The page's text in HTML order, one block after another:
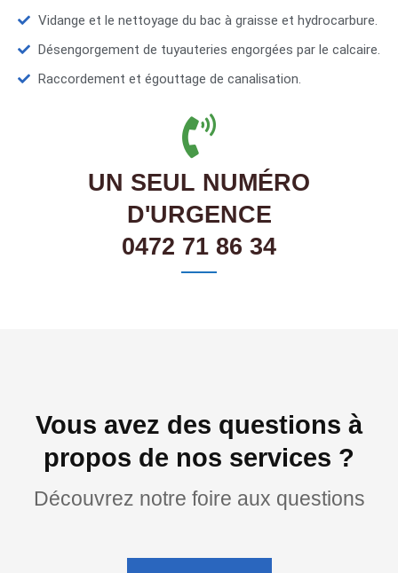
Vidange et le nettoyage du bac à graisse et hydrocarbure.
Désengorgement de tuyauteries engorgées par le calcaire.
Raccordement et égouttage de canalisation.
UN SEUL NUMÉRO
D'URGENCE
0472 71 86 34
Vous avez des questions à
propos de nos services ?
Découvrez notre foire aux questions